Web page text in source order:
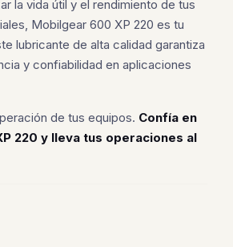
la vida útil y el rendimiento de tus
Mobilgear 600 XP 220 es tu
lubricante de alta calidad garantiza
y confiabilidad en aplicaciones
de tus equipos. Confía en
220 y lleva tus operaciones al